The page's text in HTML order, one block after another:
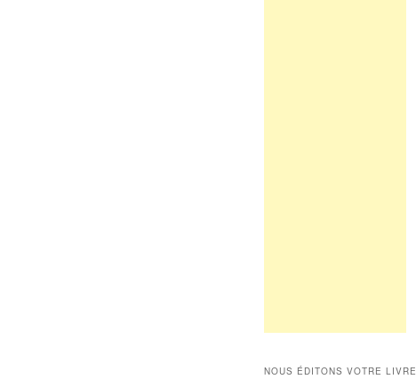
NOUS ÉDITONS VOTRE LIVRE